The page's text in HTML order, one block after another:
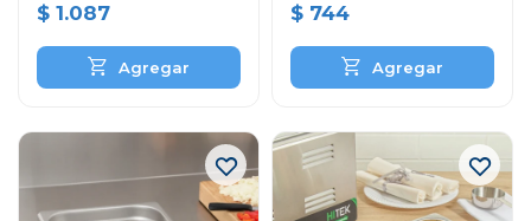
$ 1.087 $ 744